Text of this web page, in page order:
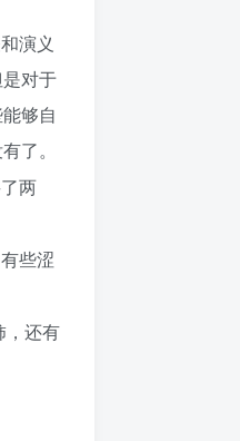
演义
对于
够自
了。
两
些涩
，还有